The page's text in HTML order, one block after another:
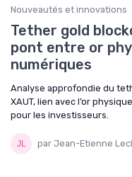
Nouveautés et innovations
Tether gold
pont entre or
numériques
Analyse approfondie du
XAUT, lien avec l’or
pour les investisseurs.
par Jean-Etienne